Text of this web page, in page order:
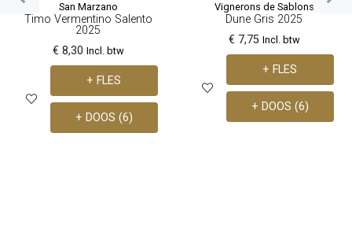
San Marzano
Timo Vermentino Salento
2025
€ 8,30 Incl. btw
+ FLES
+ DOOS (6)
Vignerons de Sablons
Dune Gris 2025
€ 7,75 Incl. btw
+ FLES
+ DOOS (6)